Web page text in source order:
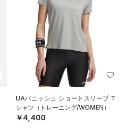
UAバニッシュ ショートスリーブ T
シャツ（トレーニング/WOMEN）
￥4,400